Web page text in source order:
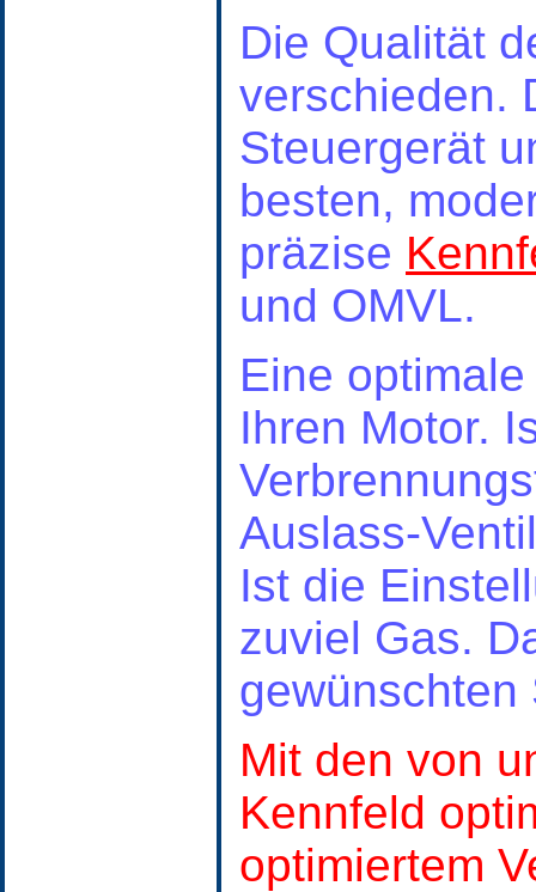
Die Qualität
verschieden.
Steuergerät
besten,
präzise
und OMVL.
Eine
Ihren Motor.
Auslass-
Ist die
zuviel Gas.
gewünschten
Mit den von
Kennfeld
optimiertem